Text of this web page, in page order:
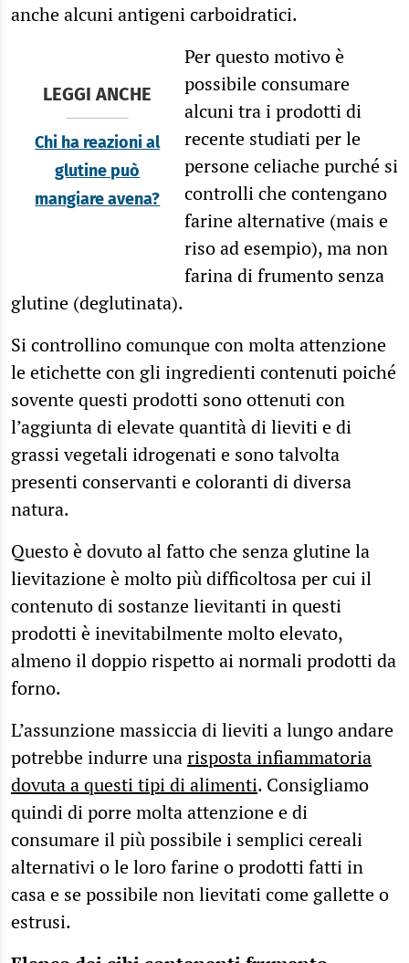
anche alcuni antigeni carboidratici.
LEGGI ANCHE
Chi ha reazioni al
glutine può
mangiare avena?
Per questo motivo è
possibile consumare
alcuni tra i prodotti di
recente studiati per le
persone celiache purché si
controlli che contengano
farine alternative (mais e
riso ad esempio), ma non
farina di frumento senza
glutine (deglutinata).
Si controllino comunque con molta attenzione
le etichette con gli ingredienti contenuti poiché
sovente questi prodotti sono ottenuti con
l’aggiunta di elevate quantità di lieviti e di
grassi vegetali idrogenati e sono talvolta
presenti conservanti e coloranti di diversa
natura.
Questo è dovuto al fatto che senza glutine la
lievitazione è molto più difficoltosa per cui il
contenuto di sostanze lievitanti in questi
prodotti è inevitabilmente molto elevato,
almeno il doppio rispetto ai normali prodotti da
forno.
L’assunzione massiccia di lieviti a lungo andare
potrebbe indurre unarisposta infiammatoria
dovuta a questi tipi di alimenti. Consigliamo
quindi di porre molta attenzione e di
consumare il più possibile i semplici cereali
alternativi o le loro farine o prodotti fatti in
casa e se possibile non lievitati come gallette o
estrusi.